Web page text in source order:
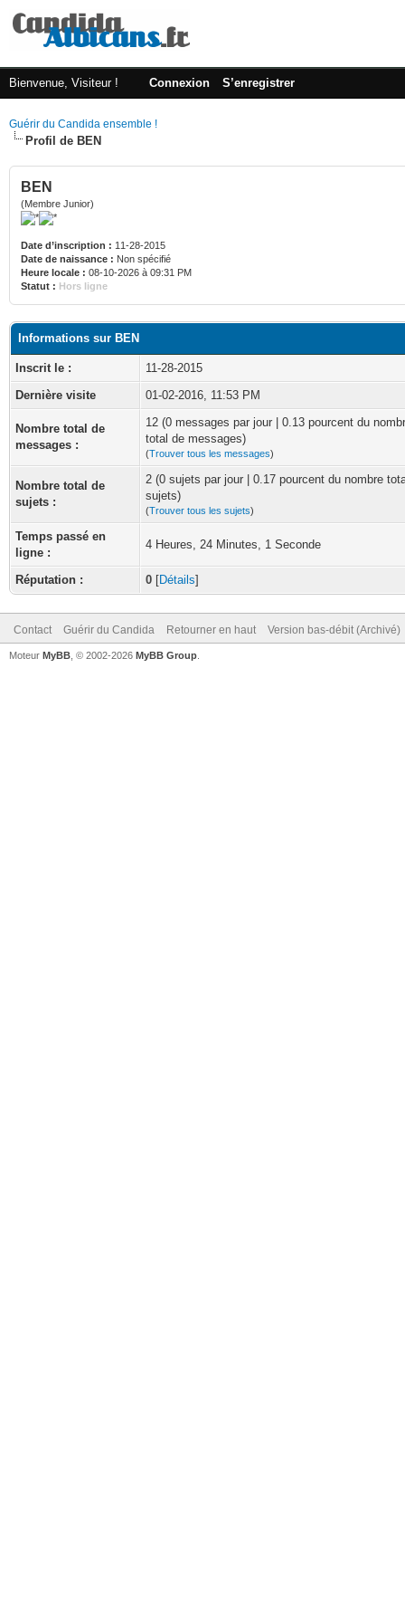
Bienvenue, Visiteur ! Connexion S’enregistrer
Guérir du Candida ensemble !
Profil de BEN
BEN
(Membre Junior)
Date d’inscription : 11-28-2015
Date de naissance : Non spécifié
Heure locale : 08-10-2026 à 09:31 PM
Statut : Hors ligne
Informations sur BEN
Inscrit le :
11-28-2015
Dernière visite
01-02-2016, 11:53 PM
Nombre total de
messages :
12 (0 messages par jour | 0.13 pourcent du
total de messages)
(Trouver tous les messages)
Nombre total de
sujets :
2 (0 sujets par jour | 0.17 pourcent du nombre
sujets)
(Trouver tous les sujets)
Temps passé en
ligne :
4 Heures, 24 Minutes, 1 Seconde
Réputation : 0 [Détails]
Contact Guérir du Candida Retourner en haut Version bas-débit (Archivé)
Moteur MyBB , © 2002-2026 MyBB Group